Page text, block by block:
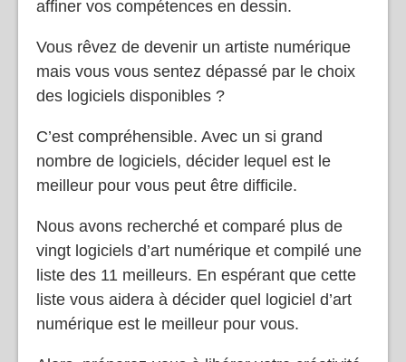
des cours sur chaque sujet pour vous aider à
affiner vos compétences en dessin.
Vous rêvez de devenir un artiste numérique
mais vous vous sentez dépassé par le choix
des logiciels disponibles ?
C’est compréhensible. Avec un si grand
nombre de logiciels, décider lequel est le
meilleur pour vous peut être difficile.
Nous avons recherché et comparé plus de
vingt logiciels d’art numérique et compilé une
liste des 11 meilleurs. En espérant que cette
liste vous aidera à décider quel logiciel d’art
numérique est le meilleur pour vous.